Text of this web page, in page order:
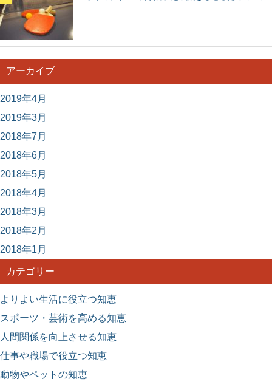
アーカイブ
2019年4月
2019年3月
2018年7月
2018年6月
2018年5月
2018年4月
2018年3月
2018年2月
2018年1月
カテゴリー
よりよい生活に役立つ知恵
スポーツ・芸術を高める知恵
人間関係を向上させる知恵
仕事や職場で役立つ知恵
動物やペットの知恵